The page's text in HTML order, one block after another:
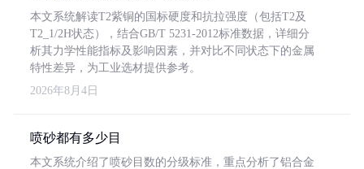
本文系统解读T2紫铜的国标硬度和抗拉强度（包括T2及
T2_1/2H状态），结合GB/T 5231-2012标准数据，详细分
析其力学性能指标及影响因素，并对比不同状态下的金属
特性差异，为工业选材提供参考。
2026年8月4日
喷砂都有多少目
本文系统介绍了喷砂目数的分级标准，重点分析了铝合金